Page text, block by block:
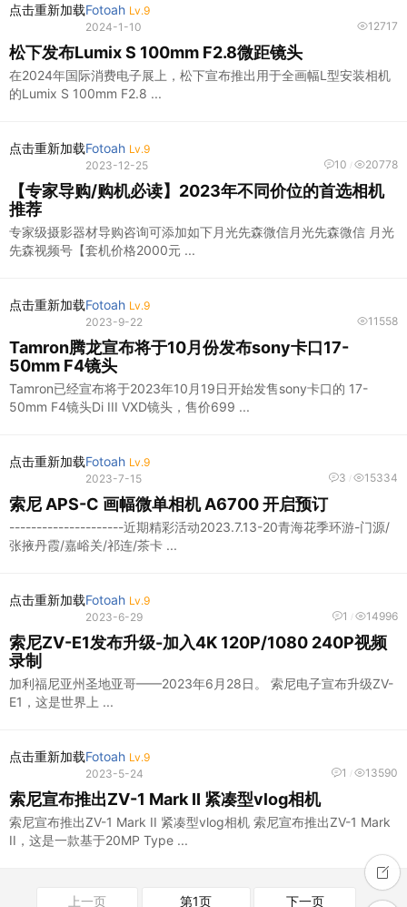
点击重新加载Fotoah Lv.9
2024-1-10
12717
松下发布Lumix S 100mm F2.8微距镜头
在2024年国际消费电子展上，松下宣布推出用于全画幅L型安装相机
的Lumix S 100mm F2.8 ...
点击重新加载Fotoah Lv.9
2023-12-25
20778
10 /
【专家导购/购机必读】2023年不同价位的首选相机
推荐
专家级摄影器材导购咨询可添加如下月光先森微信月光先森微信 月光
先森视频号【套机价格2000元 ...
点击重新加载Fotoah Lv.9
2023-9-22
11558
Tamron腾龙宣布将于10月份发布sony卡口17-
50mm F4镜头
Tamron已经宣布将于2023年10月19日开始发售sony卡口的 17-
50mm F4镜头Di III VXD镜头，售价699 ...
点击重新加载Fotoah Lv.9
2023-7-15
15334
3 /
索尼 APS-C 画幅微单相机 A6700 开启预订
---------------------近期精彩活动2023.7.13-20青海花季环游-门源/
张掖丹霞/嘉峪关/祁连/茶卡 ...
点击重新加载Fotoah Lv.9
2023-6-29
14996
1 /
索尼ZV-E1发布升级-加入4K 120P/1080 240P视频
录制
加利福尼亚州圣地亚哥——2023年6月28日。​ 索尼电子宣布升级ZV-
E1，这是世界上 ...
点击重新加载Fotoah Lv.9
2023-5-24
13590
1 /
索尼宣布推出ZV-1 Mark II 紧凑型vlog相机
索尼宣布推出ZV-1 Mark II 紧凑型vlog相机 索尼宣布推出ZV-1 Mark
II，这是一款基于20MP Type ...
上一页 第1页 下一页